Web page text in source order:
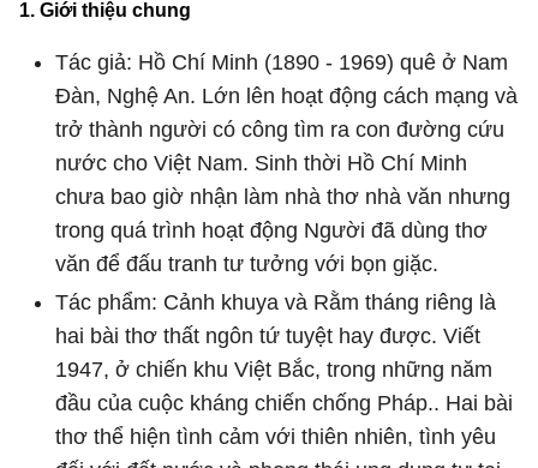
1. Giới thiệu chung
Tác giả: Hồ Chí Minh (1890 - 1969) quê ở Nam
Đàn, Nghệ An. Lớn lên hoạt động cách mạng và
trở thành người có công tìm ra con đường cứu
nước cho Việt Nam. Sinh thời Hồ Chí Minh
chưa bao giờ nhận làm nhà thơ nhà văn nhưng
trong quá trình hoạt động Người đã dùng thơ
văn để đấu tranh tư tưởng với bọn giặc.
Tác phẩm: Cảnh khuya và Rằm tháng riêng là
hai bài thơ thất ngôn tứ tuyệt hay được. Viết
1947, ở chiến khu Việt Bắc, trong những năm
đầu của cuộc kháng chiến chống Pháp.. Hai bài
thơ thể hiện tình cảm với thiên nhiên, tình yêu